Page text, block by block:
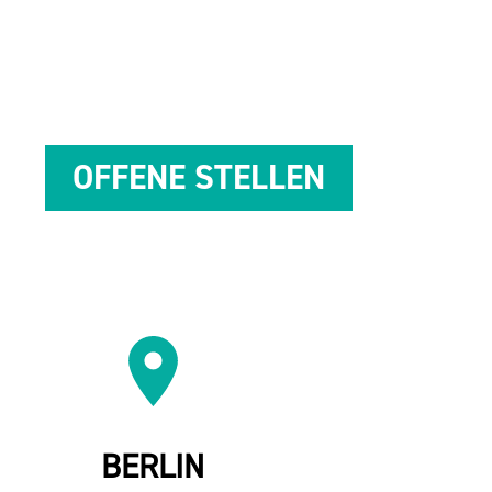
OF­FE­NE STEL­LEN
BER­LIN